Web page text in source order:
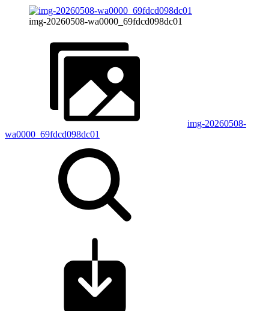
img-20260508-wa0000_69fdcd098dc01
img-20260508-
wa0000_69fdcd098dc01